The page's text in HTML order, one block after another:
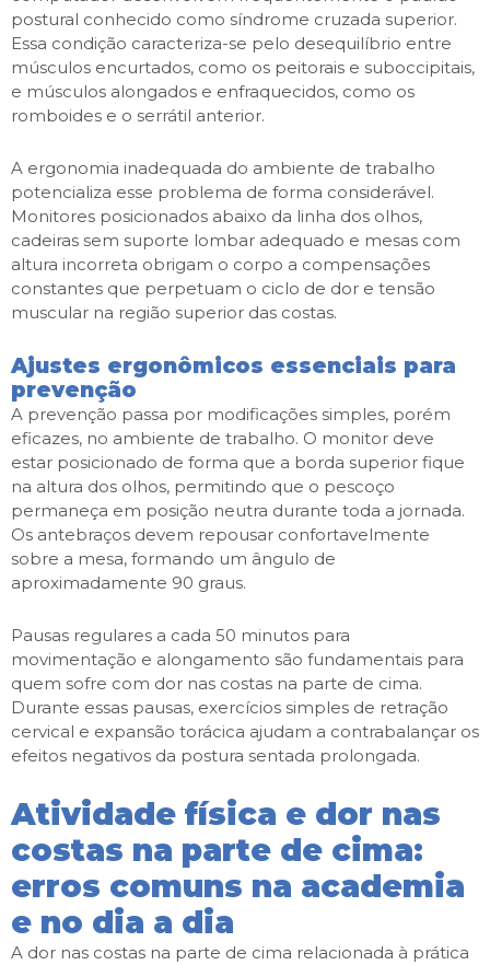
postural conhecido como síndrome cruzada superior.
Essa condição caracteriza-se pelo desequilíbrio entre
músculos encurtados, como os peitorais e suboccipitais,
e músculos alongados e enfraquecidos, como os
romboides e o serrátil anterior.
A ergonomia inadequada do ambiente de trabalho
potencializa esse problema de forma considerável.
Monitores posicionados abaixo da linha dos olhos,
cadeiras sem suporte lombar adequado e mesas com
altura incorreta obrigam o corpo a compensações
constantes que perpetuam o ciclo de dor e tensão
muscular na região superior das costas.
Ajustes ergonômicos essenciais para
prevenção
A prevenção passa por modificações simples, porém
eficazes, no ambiente de trabalho. O monitor deve
estar posicionado de forma que a borda superior fique
na altura dos olhos, permitindo que o pescoço
permaneça em posição neutra durante toda a jornada.
Os antebraços devem repousar confortavelmente
sobre a mesa, formando um ângulo de
aproximadamente 90 graus.
Pausas regulares a cada 50 minutos para
movimentação e alongamento são fundamentais para
quem sofre com dor nas costas na parte de cima.
Durante essas pausas, exercícios simples de retração
cervical e expansão torácica ajudam a contrabalançar os
efeitos negativos da postura sentada prolongada.
Atividade física e dor nas
costas na parte de cima:
erros comuns na academia
e no dia a dia
A dor nas costas na parte de cima relacionada à prática